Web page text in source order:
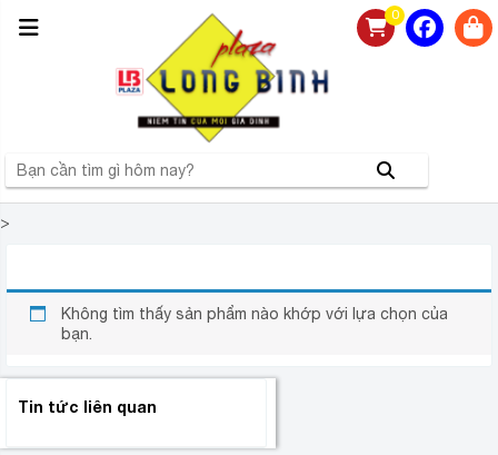
0
>
Không tìm thấy sản phẩm nào khớp với lựa chọn của
bạn.
Tin tức liên quan